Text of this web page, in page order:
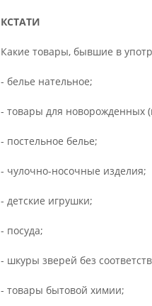
КСТАТИ
Какие товары, бывшие в
- белье нательное;
- товары для новорожденных
- постельное белье;
- чулочно-носочные изделия;
- детские игрушки;
- посуда;
- шкуры зверей без
- товары бытовой химии;